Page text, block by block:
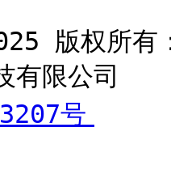
版权所有
有限公司
号